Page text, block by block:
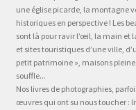
une église picarde, la montagne
historiques en perspective ! Les
sont là pour ravir l’œil, la main et
et sites touristiques d’une ville,
petit patrimoine », maisons
souffle...
Nos livres de photographies,
œuvres qui ont su nous toucher :